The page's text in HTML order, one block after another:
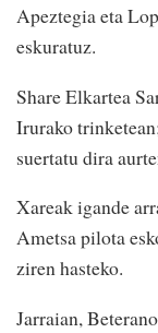
Apeztegia eta
eskuratuz.
Share Elkartea
Irurako
suertatu dira
Xareak igande
Ametsa pilota
ziren hasteko.
Jarraian,